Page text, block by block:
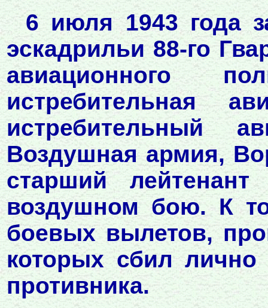
6 июля 1943 года
эскадрильи 88-го
авиационного
истребительная
истребительный
Воздушная армия,
старший
воздушном бою. К
боевых вылетов,
которых сбил
противника.